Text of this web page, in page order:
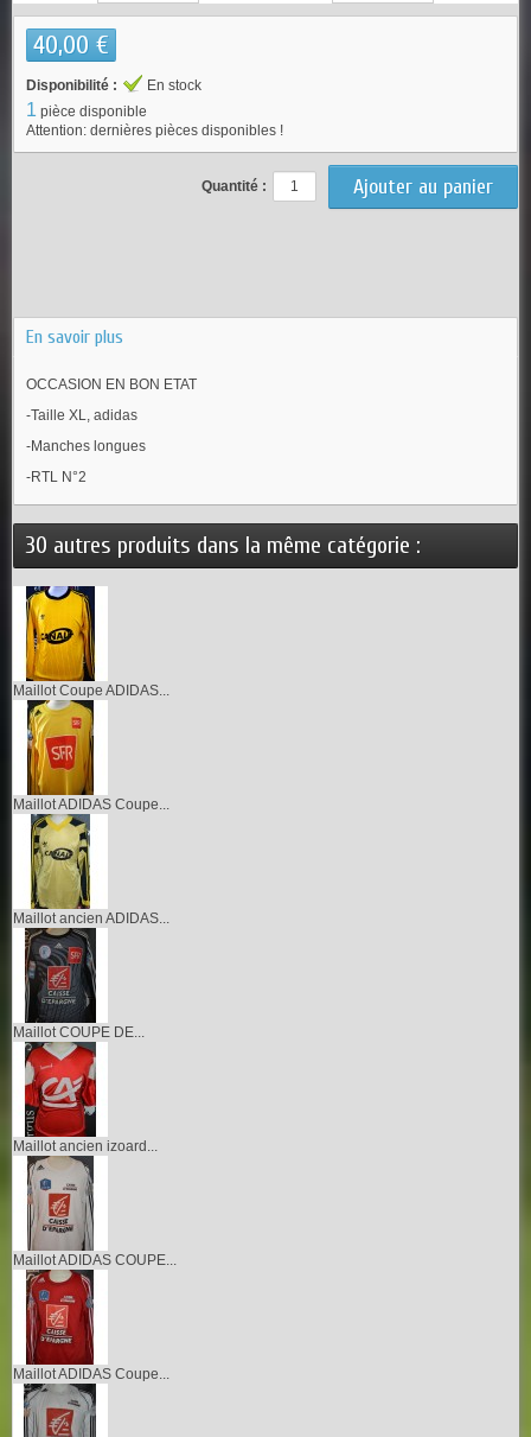
40,00 €
Disponibilité : En stock
1 pièce disponible
Attention: dernières pièces disponibles !
Quantité :
En savoir plus
OCCASION EN BON ETAT
-Taille XL, adidas
-Manches longues
-RTL N°2
30 autres produits dans la même catégorie :
Maillot Coupe ADIDAS...
Maillot ADIDAS Coupe...
Maillot ancien ADIDAS...
Maillot COUPE DE...
Maillot ancien izoard...
Maillot ADIDAS COUPE...
Maillot ADIDAS Coupe...